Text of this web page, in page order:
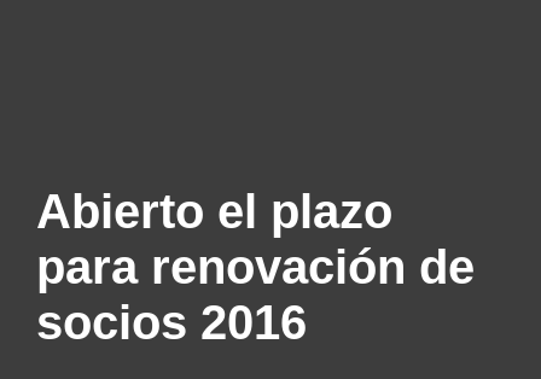
Abierto el plazo
para renovación de
socios 2016